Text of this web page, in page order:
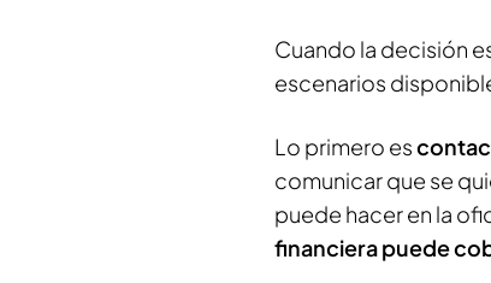
Cuando la decisión
escenarios
Lo primero es
comunicar que se
puede hacer en la
financiera puede